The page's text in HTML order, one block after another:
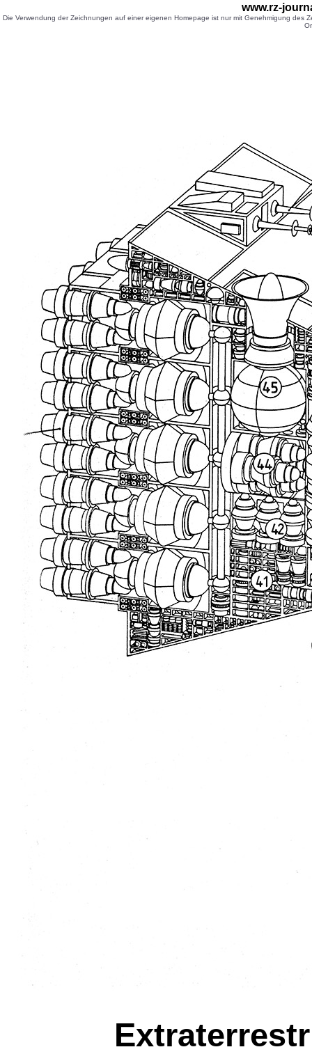
www.rz-
Die Verwendung der Zeichnungen auf einer eigenen Homepage ist nur mit Genehmigung